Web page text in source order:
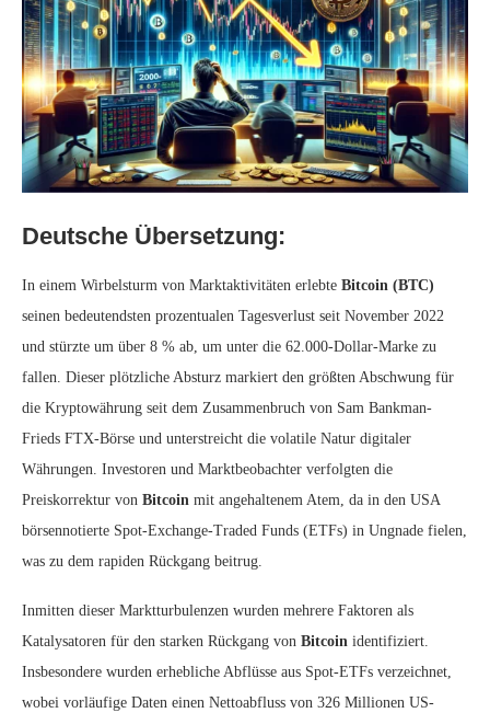
Deutsche Übersetzung:
In einem Wirbelsturm von Marktaktivitäten erlebte Bitcoin (BTC)
seinen bedeutendsten prozentualen Tagesverlust seit November 2022
und stürzte um über 8 % ab, um unter die 62.000-Dollar-Marke zu
fallen. Dieser plötzliche Absturz markiert den größten Abschwung für
die Kryptowährung seit dem Zusammenbruch von Sam Bankman-
Frieds FTX-Börse und unterstreicht die volatile Natur digitaler
Währungen. Investoren und Marktbeobachter verfolgten die
Preiskorrektur von Bitcoin mit angehaltenem Atem, da in den USA
börsennotierte Spot-Exchange-Traded Funds (ETFs) in Ungnade fielen,
was zu dem rapiden Rückgang beitrug.
Inmitten dieser Marktturbulenzen wurden mehrere Faktoren als
Katalysatoren für den starken Rückgang von Bitcoin identifiziert.
Insbesondere wurden erhebliche Abflüsse aus Spot-ETFs verzeichnet,
wobei vorläufige Daten einen Nettoabfluss von 326 Millionen US-